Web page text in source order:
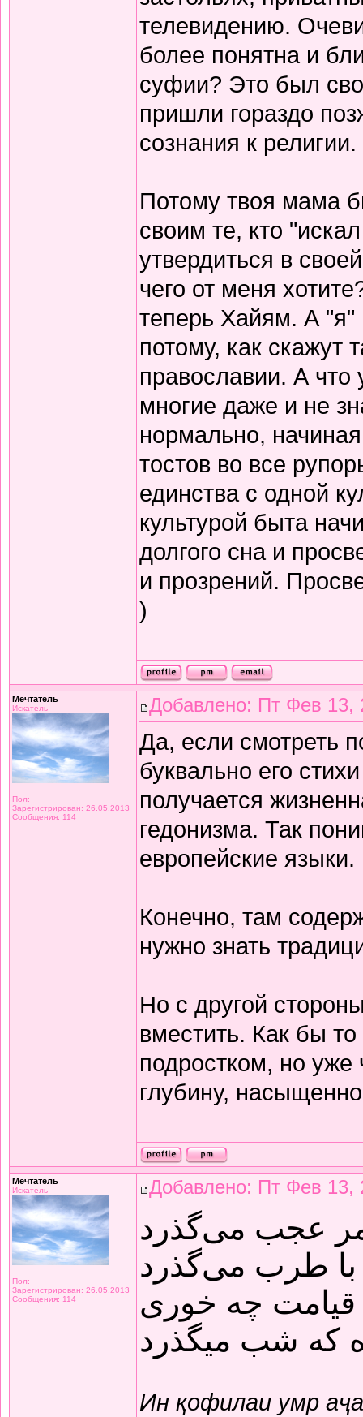
телевидению.
более понятна и
суфии? Это был
пришли гораздо
сознания к религии.
Потому твоя мама
своим те, кто
утвердиться в
чего от меня
теперь Хайям. А "я"
потому, как скажут
православии. А что
многие даже и не
нормально,
тостов во все
единства с одной
культурой быта
долгого сна и
и прозрений.
)
Мечтатель
Искатель
Пол:
Зарегистрирован: 26.05.2013
Сообщения: 114
Добавлено: Пт Фев 13,
Да, если смотреть
буквально его
получается
гедонизма. Так
европейские языки.
Конечно, там
нужно знать
Но с другой
вместить. Как бы
подростком, но уже
глубину,
Мечтатель
Искатель
Пол:
Зарегистрирован: 26.05.2013
Сообщения: 114
Добавлено: Пт Фев 13,
عجب می‌گذرد
طرب می‌گذرد
چه خوری
که شب میگذرد
Ин қофилаи умр